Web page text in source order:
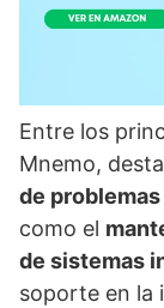
Entre los
Mnemo,
de
como el
de sistemas
soporte en la